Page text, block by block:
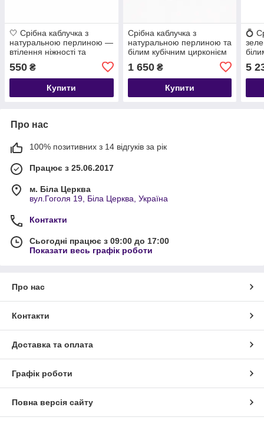
🤍 Срібна каблучка з
натуральною перлиною —
втілення ніжності та
550 ₴
Купити
Срібна каблучка з
натуральною перлиною та
білим кубічним цирконієм
— ніжність, витонченість і
класика в одному витворі
💍✨
1 650₴
Купити
💍
5
Про нас
100% позитивних з 14 відгуків за рік
Працює з 25.06.2017
м. Біла Церква
вул.Гоголя 19, Біла Церква, Україна
Контакти
Сьогодні працює з 09:00 до 17:00
Показати весь графік роботи
Про нас
Контакти
Доставка та оплата
Графік роботи
Повна версія сайту